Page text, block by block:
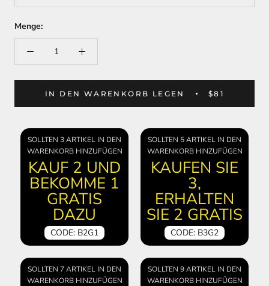
Menge:
IN DEN WARENKORB LEGEN $81
SOLLTEN 3 ARTIKEL IN DEN
WARENKORB HINZUFÜGEN
KAUF 2 UND
BEKOMME 1
GRATIS
DAZU
CODE: B2G1
SOLLTEN 5 ARTIKEL IN DEN
WARENKORB HINZUFÜGEN
KAUFEN SIE
3,
ERHALTEN
SIE 2 GRATIS
CODE: B3G2
SOLLTEN 7 ARTIKEL IN DEN
WARENKORB HINZUFÜGEN
SOLLTEN 9 ARTIKEL IN DEN
WARENKORB HINZUFÜGEN